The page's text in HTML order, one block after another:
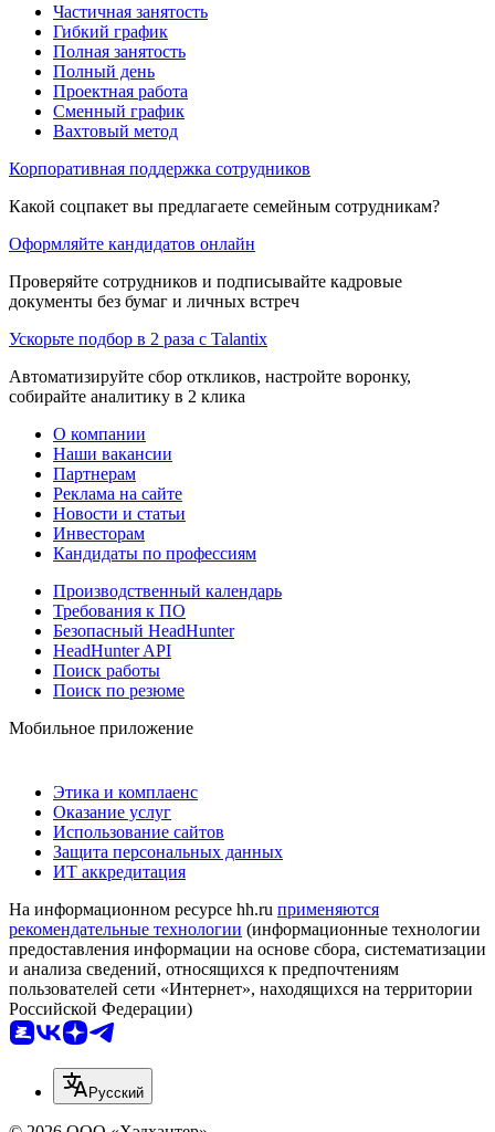
Частичная занятость
Гибкий график
Полная занятость
Полный день
Проектная работа
Сменный график
Вахтовый метод
Корпоративная поддержка сотрудников
Какой соцпакет вы предлагаете семейным сотрудникам?
Оформляйте кандидатов онлайн
Проверяйте сотрудников и подписывайте кадровые
документы без бумаг и личных встреч
Ускорьте подбор в 2 раза с Talantix
Автоматизируйте сбор откликов, настройте воронку,
собирайте аналитику в 2 клика
О компании
Наши вакансии
Партнерам
Реклама на сайте
Новости и статьи
Инвесторам
Кандидаты по профессиям
Производственный календарь
Требования к ПО
Безопасный HeadHunter
HeadHunter API
Поиск работы
Поиск по резюме
Мобильное приложение
Этика и комплаенс
Оказание услуг
Использование сайтов
Защита персональных данных
ИТ аккредитация
На информационном ресурсе hh.ru применяются
рекомендательные технологии (информационные технологии
предоставления информации на основе сбора, систематизации
и анализа сведений, относящихся к предпочтениям
пользователей сети «Интернет», находящихся на территории
Российской Федерации)
Русский